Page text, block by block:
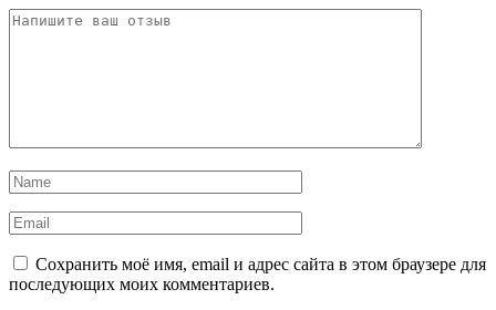
Сохранить моё имя, email и адрес сайта в этом браузере для
последующих моих комментариев.